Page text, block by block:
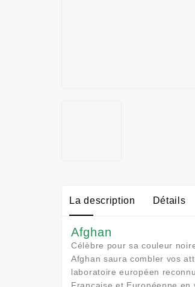
La description Détails
Afghan
Célèbre pour sa couleur
Afghan saura combler vos
laboratoire européen